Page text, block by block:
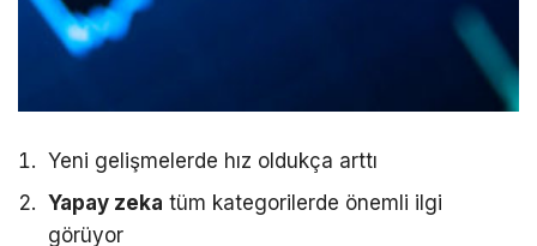
Yeni gelişmelerde hız oldukça arttı
Yapay zeka tüm kategorilerde önemli ilgi
görüyor